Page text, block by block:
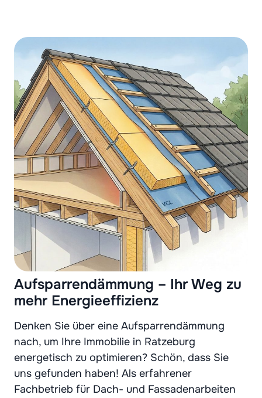
Aufsparrendämmung – Ihr Weg zu
mehr Energieeffizienz
Denken Sie über eine Aufsparrendämmung
nach, um Ihre Immobilie in Ratzeburg
energetisch zu optimieren? Schön, dass Sie
uns gefunden haben! Als erfahrener
Fachbetrieb für Dach- und Fassadenarbeiten